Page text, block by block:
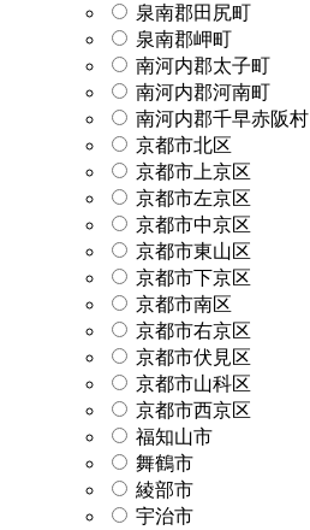
泉南郡田尻町
泉南郡岬町
南河内郡太子町
南河内郡河南町
南河内郡千早赤阪村
京都市北区
京都市上京区
京都市左京区
京都市中京区
京都市東山区
京都市下京区
京都市南区
京都市右京区
京都市伏見区
京都市山科区
京都市西京区
福知山市
舞鶴市
綾部市
宇治市